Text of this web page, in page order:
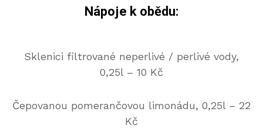
Nápoje k obědu:
Sklenici filtrované neperlivé / perlivé vody,
0,25l – 10 Kč
Čepovanou pomerančovou limonádu, 0,25l – 22
Kč